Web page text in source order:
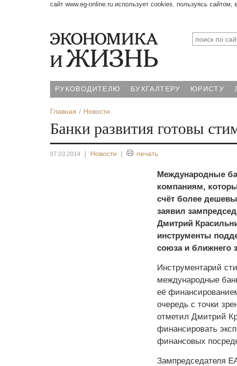
сайт www.eg-online.ru использует cookies. пользуясь сайтом,
РУКОВОДИТЕЛЮ БУХГАЛТЕРУ ЮРИСТУ
Главная Новости
Банки развития готовы
07.03.2014 | Новости | печать
Международные
компаниям,
счёт более
заявил
Дмитрий
инструменты
союза и ближнего
Инструментарий
международные
её
очередь с точки
отметил Дмитрий
финансировать
финансовых
Зампредседателя